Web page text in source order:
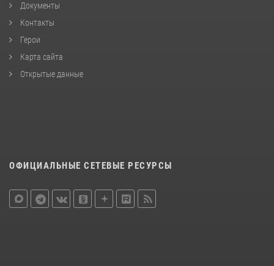
Документы
Контакты
Герои
Карта сайта
Открытые данные
ОФИЦИАЛЬНЫЕ СЕТЕВЫЕ РЕСУРСЫ